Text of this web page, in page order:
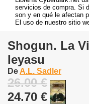
servicios de compra. Si
son y en qué le afectan
El uso de nuestro sitio
Shogun. La
Ieyasu
De A.L. Sadler
26.00 €
24.70 €